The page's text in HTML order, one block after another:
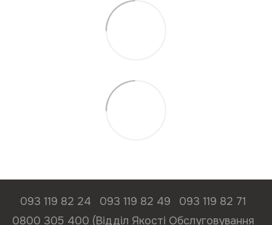
093 119 82 24 093 119 82 49
093 119 82 71
0800 305 400 (Відділ Якості Обслуговування